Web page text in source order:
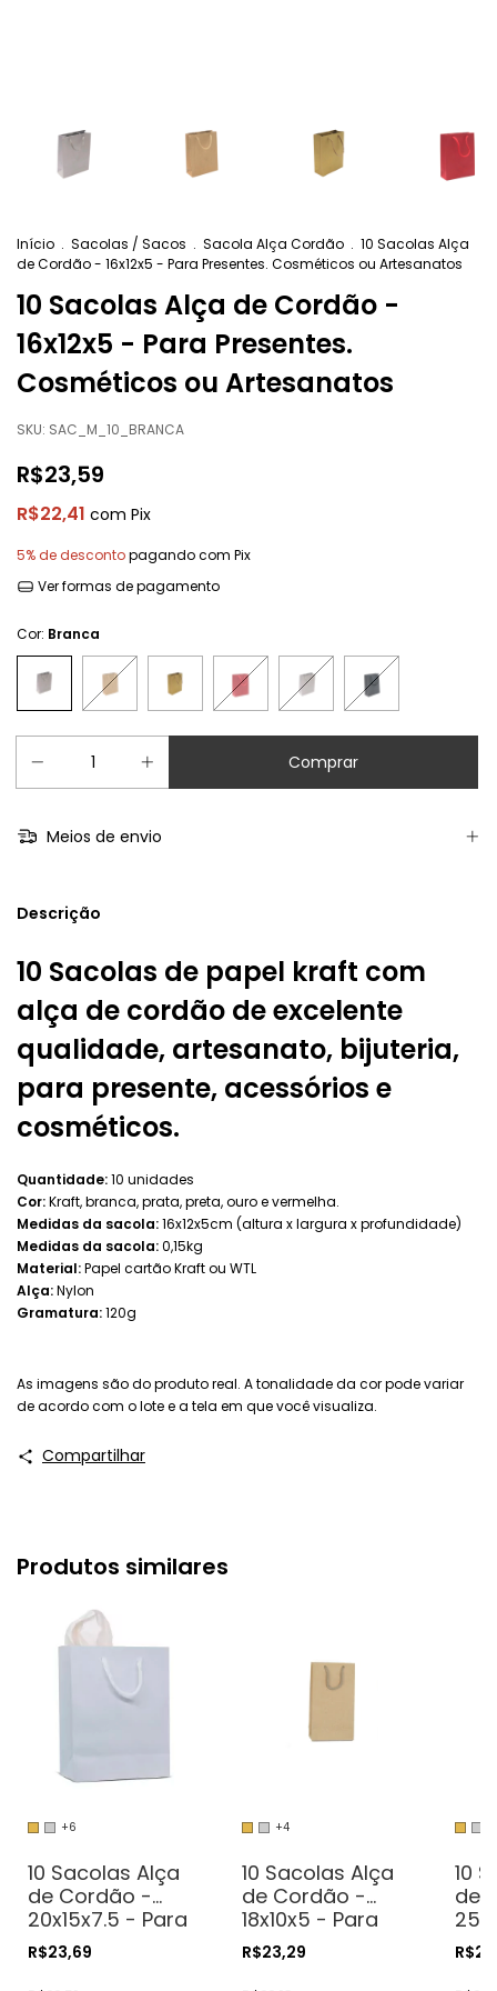
Início . Sacolas / Sacos . Sacola Alça Cordão . 10 Sacolas Alça
de Cordão - 16x12x5 - Para Presentes. Cosméticos ou Artesanatos
10 Sacolas Alça de Cordão -
16x12x5 - Para Presentes.
Cosméticos ou Artesanatos
SKU: SAC_M_10_BRANCA
R$23,59
R$22,41 com Pix
5% de descontopagando com Pix
Ver formas de pagamento
Cor: Branca
Meios de envio
Descrição
10 Sacolas de papel kraft com
alça de cordão de excelente
qualidade, artesanato, bijuteria,
para presente, acessórios e
cosméticos.
Quantidade:10 unidades
Cor:Kraft, branca, prata, preta, ouro e vermelha.
Medidas da sacola:16x12x5cm (altura x largura x profundidade)
Medidas da sacola:0,15kg
Material:Papel cartão Kraft ou WTL
Alça:Nylon
Gramatura:120g
As imagens são do produto real. A tonalidade da cor pode variar
de acordo com o lote e a tela em que você visualiza.
Compartilhar
Produtos similares
+6
10 Sacolas Alça
de Cordão -
20x15x7.5 - Para
Presentes.
Cosméticos ou
R$23,69
+4
10 Sacolas Alça
de Cordão -
18x10x5 - Para
Presentes.
Cosméticos ou
R$23,29
10
de